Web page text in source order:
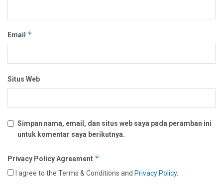
Email *
Situs Web
Simpan nama, email, dan situs web saya pada peramban ini
untuk komentar saya berikutnya.
Privacy Policy Agreement *
I agree to the Terms & Conditions and Privacy Policy.